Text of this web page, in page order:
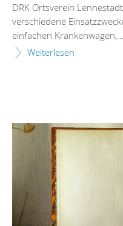
DRK Ortsverein
verschiedene
einfachen Krankenwagen,...
Weiterlesen